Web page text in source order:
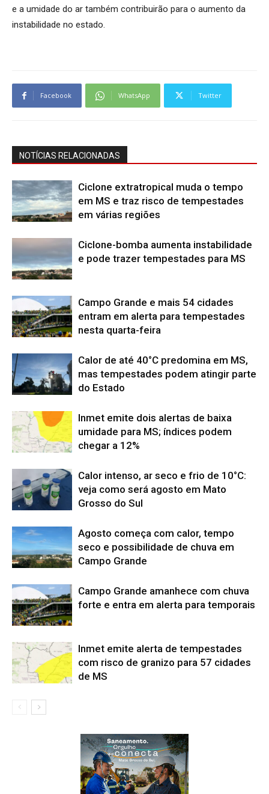
e a umidade do ar também contribuirão para o aumento da
instabilidade no estado.
Facebook WhatsApp Twitter
NOTÍCIAS RELACIONADAS
Ciclone extratropical muda o tempo
em MS e traz risco de tempestades
em várias regiões
Ciclone-bomba aumenta instabilidade
e pode trazer tempestades para MS
Campo Grande e mais 54 cidades
entram em alerta para tempestades
nesta quarta-feira
Calor de até 40°C predomina em MS,
mas tempestades podem atingir parte
do Estado
Inmet emite dois alertas de baixa
umidade para MS; índices podem
chegar a 12%
Calor intenso, ar seco e frio de 10°C:
veja como será agosto em Mato
Grosso do Sul
Agosto começa com calor, tempo
seco e possibilidade de chuva em
Campo Grande
Campo Grande amanhece com chuva
forte e entra em alerta para temporais
Inmet emite alerta de tempestades
com risco de granizo para 57 cidades
de MS